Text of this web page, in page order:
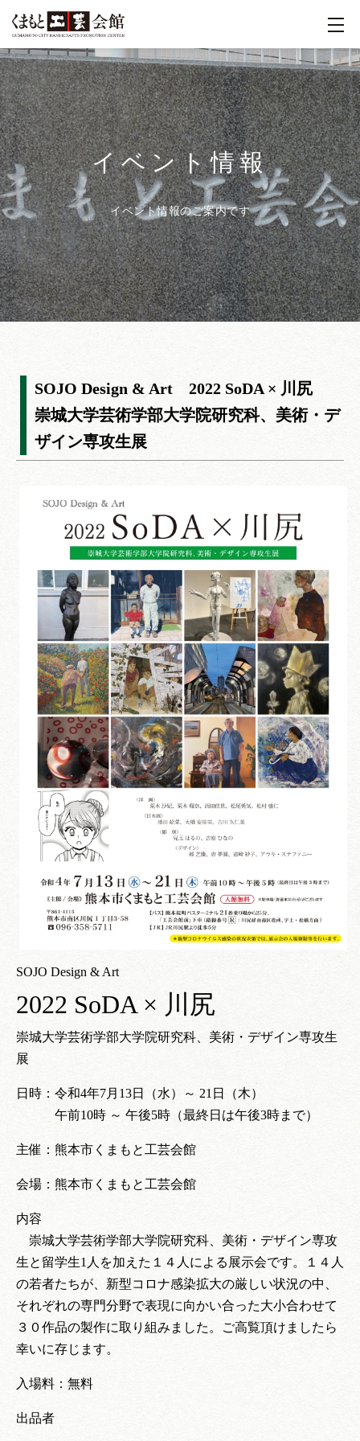
イベント情報
イベント情報のご案内です
SOJO Design & Art 2022 SoDA × 川尻
崇城大学芸術学部大学院研究科、美術・デ
ザイン専攻生展
SOJO Design & Art
2022 SoDA × 川尻
崇城大学芸術学部大学院研究科、美術・デザイン専攻生
展
日時：令和4年7月13日（水）～ 21日（木）
午前10時 ～ 午後5時（最終日は午後3時まで）
主催：熊本市くまもと工芸会館
会場：熊本市くまもと工芸会館
内容
崇城大学芸術学部大学院研究科、美術・デザイン専攻
生と留学生1人を加えた１４人による展示会です。１４人
の若者たちが、新型コロナ感染拡大の厳しい状況の中、
それぞれの専門分野で表現に向かい合った大小合わせて
３０作品の製作に取り組みました。ご高覧頂けましたら
幸いに存じます。
入場料：無料
出品者